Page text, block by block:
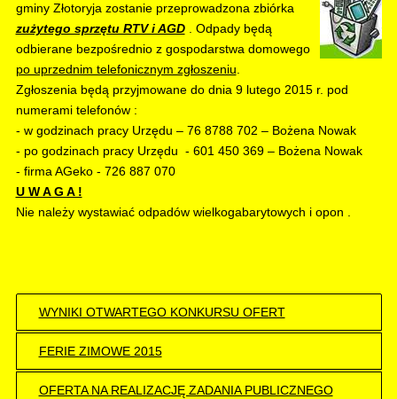
gminy Złotoryja zostanie przeprowadzona zbiórka
zużytego sprzętu RTV i AGD. Odpady będą
odbierane bezpośrednio z gospodarstwa domowego
po uprzednim telefonicznym zgłoszeniu
Zgłoszenia będą przyjmowane do dnia 9 lutego 2015 r. pod
numerami telefonów :
- w godzinach pracy Urzędu – 76 8788 702 – Bożena Nowak
- po godzinach pracy Urzędu - 601 450 369 – Bożena Nowak
- firma AGeko - 726 887 070
U W A G A !
Nie należy wystawiać odpadów wielkogabarytowych i opon .
WYNIKI OTWARTEGO KONKURSU OFERT
FERIE ZIMOWE 2015
OFERTA NA REALIZACJĘ ZADANIA PUBLICZNEGO